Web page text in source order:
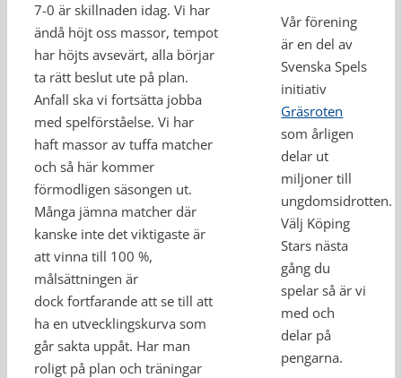
7-0 är skillnaden idag. Vi har
ändå höjt oss massor, tempot
har höjts avsevärt, alla börjar
ta rätt beslut ute på plan.
Anfall ska vi fortsätta jobba
med spelförståelse. Vi har
haft massor av tuffa matcher
och så här kommer
förmodligen säsongen ut.
Många jämna matcher där
kanske inte det viktigaste är
att vinna till 100 %,
målsättningen är
dock fortfarande att se till att
ha en utvecklingskurva som
går sakta uppåt. Har man
roligt på plan och träningar
Vår förening
är en del av
Svenska Spels
initiativ
Gräsroten
som årligen
delar ut
miljoner till
ungdomsidrotten.
Välj Köping
Stars nästa
gång du
spelar så är vi
med och
delar på
pengarna.